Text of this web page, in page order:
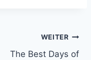
WEITER
The Best Days of